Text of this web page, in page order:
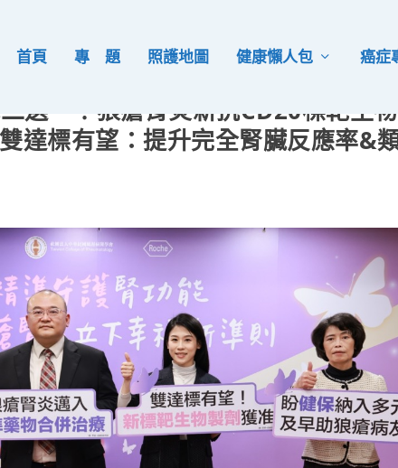
首頁 專 題 照護地圖 健康懶人包 癌症
選一！狼瘡腎炎新抗CD20標靶生
達標有望：提升完全腎臟反應率&